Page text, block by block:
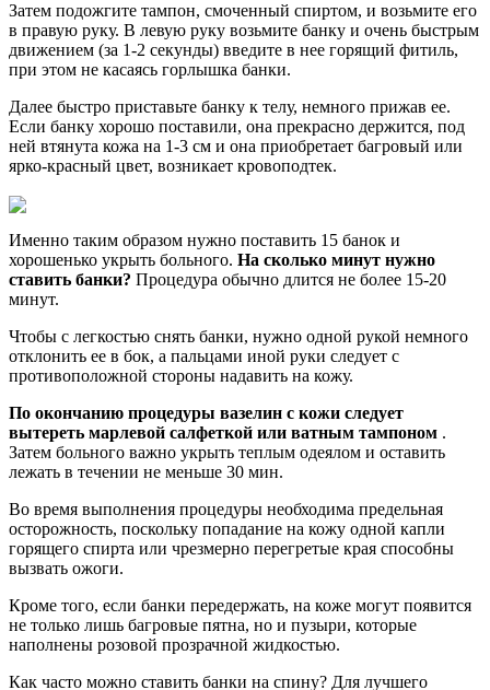
Затем подожгите тампон, смоченный спиртом, и возьмите его
в правую руку. В левую руку возьмите банку и очень быстрым
движением (за 1-2 секунды) введите в нее горящий фитиль,
при этом не касаясь горлышка банки.
Далее быстро приставьте банку к телу, немного прижав ее.
Если банку хорошо поставили, она прекрасно держится, под
ней втянута кожа на 1-3 см и она приобретает багровый или
ярко-красный цвет, возникает кровоподтек.
Именно таким образом нужно поставить 15 банок и
хорошенько укрыть больного. На сколько минут нужно
ставить банки? Процедура обычно длится не более 15-20
минут.
Чтобы с легкостью снять банки, нужно одной рукой немного
отклонить ее в бок, а пальцами иной руки следует с
противоположной стороны надавить на кожу.
По окончанию процедуры вазелин с кожи следует
вытереть марлевой салфеткой или ватным тампоном .
Затем больного важно укрыть теплым одеялом и оставить
лежать в течении не меньше 30 мин.
Во время выполнения процедуры необходима предельная
осторожность, поскольку попадание на кожу одной капли
горящего спирта или чрезмерно перегретые края способны
вызвать ожоги.
Кроме того, если банки передержать, на коже могут появится
не только лишь багровые пятна, но и пузыри, которые
наполнены розовой прозрачной жидкостью.
Как часто можно ставить банки на спину? Для лучшего